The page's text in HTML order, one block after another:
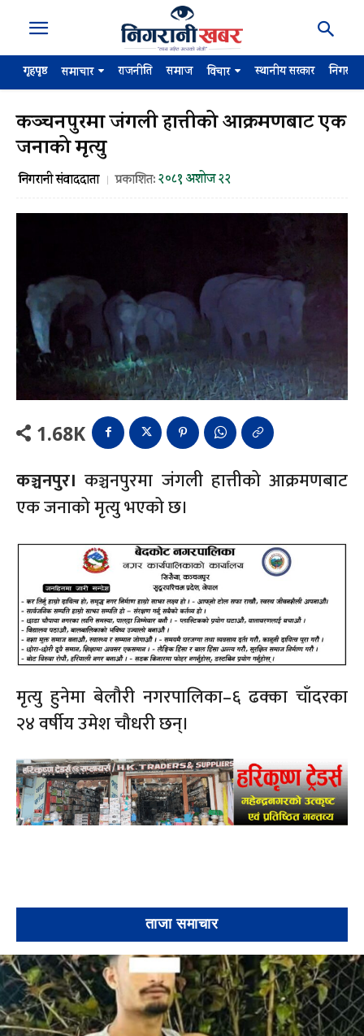
गृहपृष्ठ समाचार राजनीति समाज विचार स्थानीय सरकार
कञ्चनपुरमा जंगली हात्तीको आक्रमणबाट एक
जनाको मृत्यु
निगरानी संवाददाता प्रकाशित:२०८१ अशोज २२
1.68K
कञ्चनपुर। कञ्चनपुरमा जंगली हात्तीको आक्रमणबाट
एक जनाको मृत्यु भएको छ।
मृत्यु हुनेमा बेलौरी नगरपालिका–६ ढक्का चाँदरका
२४ वर्षीय उमेश चौधरी छन्।
ताजा समाचार